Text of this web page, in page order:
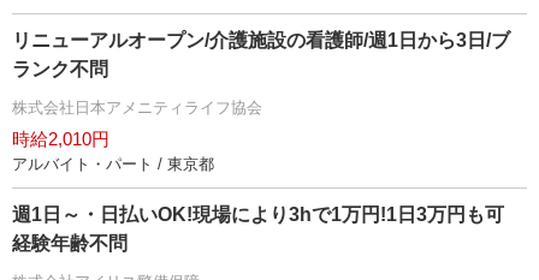
リニューアルオープン/介護施設の看護師/週1日から3日/ブ
ランク不問
株式会社日本アメニティライフ協会
時給2,010円
アルバイト・パート / 東京都
週1日～・日払いOK!現場により3hで1万円!1日3万円も可
経験年齢不問